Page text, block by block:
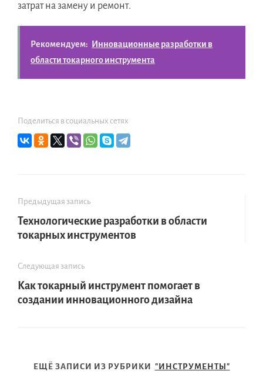
затрат на замену и ремонт.
Рекомендуем:
Инновационные разработки в
области токарного инструмента
Поделиться в социальных сетях
Предыдущая запись
Технологические разработки в области
токарных инструментов
Следующая запись
Как токарный инструмент помогает в
создании инновационного дизайна
ЕЩЁ ЗАПИСИ ИЗ РУБРИКИ "ИНСТРУМЕНТЫ"